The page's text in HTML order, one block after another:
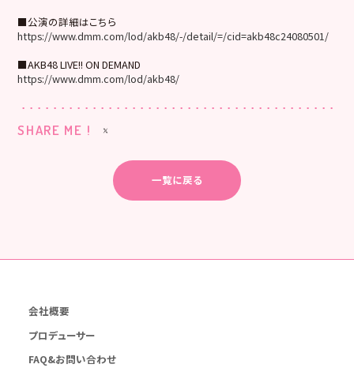
■公演の詳細はこちら
https://www.dmm.com/lod/akb48/-/detail/=/cid=akb48c24080501/
■AKB48 LIVE!! ON DEMAND
https://www.dmm.com/lod/akb48/
SHARE ME !
一覧に戻る
会社概要
プロデューサー
FAQ&お問い合わせ